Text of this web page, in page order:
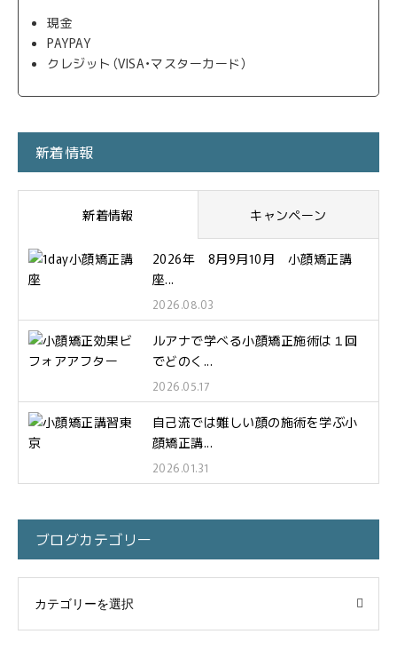
現金
PAYPAY
クレジット（VISA・マスターカード）
新着情報
新着情報 キャンペーン
2026年 8月9月10月 小顔矯正講
座...
2026.08.03
ルアナで学べる小顔矯正施術は１回
でどのく...
2026.05.17
自己流では難しい顔の施術を学ぶ小
顔矯正講...
2026.01.31
ブログカテゴリー